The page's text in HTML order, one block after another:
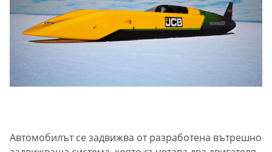
Автомобилът се задвижва от разработена вътрешно